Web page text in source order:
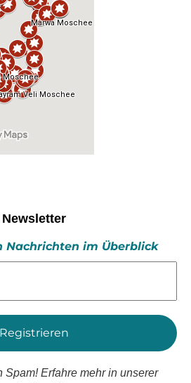
Newsletter
Nachrichten im Überblick
Spam! Erfahre mehr in unserer